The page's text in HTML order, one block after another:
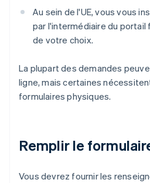
Au sein de l'UE, vous vous
par l'intermédiaire du portail
de votre choix.
La plupart des demandes
ligne, mais certaines
formulaires physiques.
Remplir le
Vous devrez fournir les